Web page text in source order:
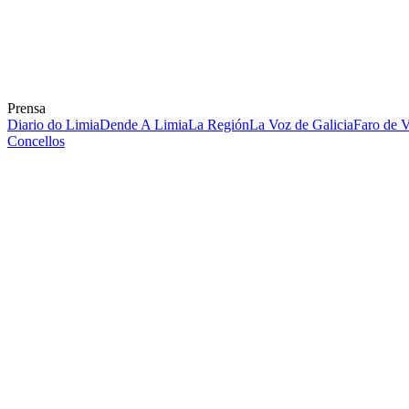
Prensa
Diario do LimiaDende A LimiaLa RegiónLa Voz de GaliciaFaro de
Concellos